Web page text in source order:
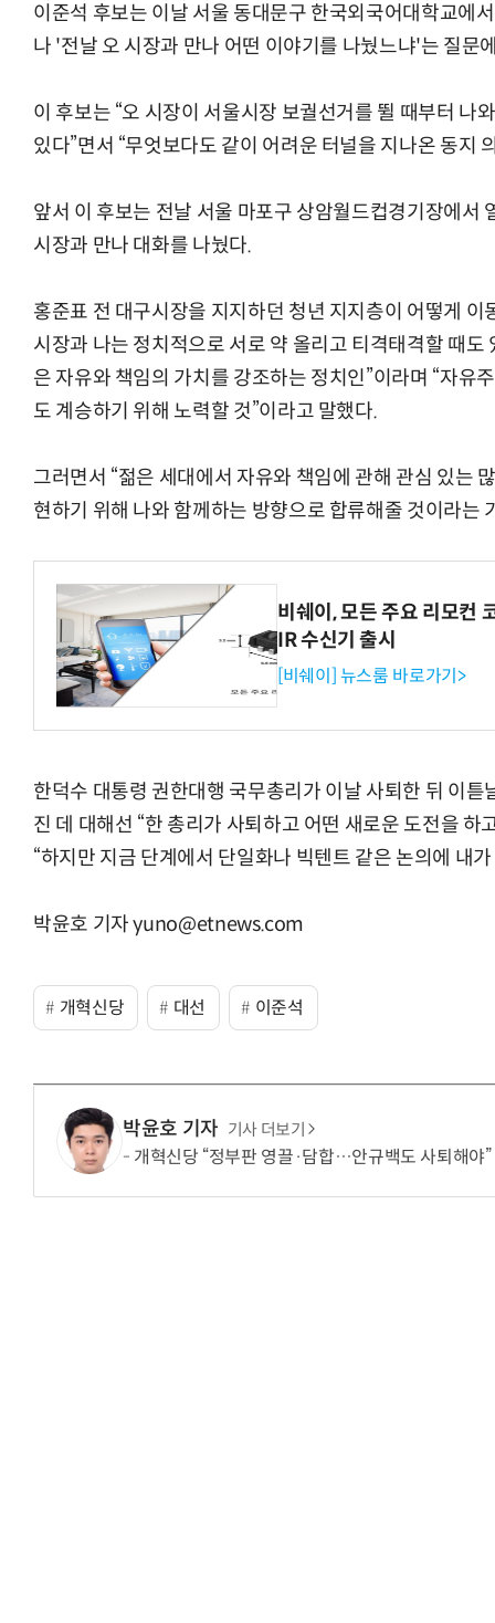
이준석 후보는 이날 서울 동대문구 한국외국어대학교에
나 '전날 오 시장과 만나 어떤 이야기를 나눴느냐'는 질문
이 후보는 “오 시장이 서울시장 보궐선거를 뛸 때부터 나
있다”면서 “무엇보다도 같이 어려운 터널을 지나온 동지
앞서 이 후보는 전날 서울 마포구 상암월드컵경기장에서
시장과 만나 대화를 나눴다.
홍준표 전 대구시장을 지지하던 청년 지지층이 어떻게 이
시장과 나는 정치적으로 서로 약 올리고 티격태격할 때
은 자유와 책임의 가치를 강조하는 정치인”이라며 “자유
도 계승하기 위해 노력할 것”이라고 말했다.
그러면서 “젊은 세대에서 자유와 책임에 관해 관심 있는
현하기 위해 나와 함께하는 방향으로 합류해줄 것이라는
비쉐이, 모든 주요 리모컨
IR 수신기 출시
[비쉐이] 뉴스룸 바로가기>
한덕수 대통령 권한대행 국무총리가 이날 사퇴한 뒤 이
진 데 대해선 “한 총리가 사퇴하고 어떤 새로운 도전을 하
“하지만 지금 단계에서 단일화나 빅텐트 같은 논의에 내
박윤호 기자 yuno@etnews.com
개혁신당 대선 이준석
박윤호 기자 기사 더보기
개혁신당 “정부판 영끌·담합…안규백도 사퇴해야”